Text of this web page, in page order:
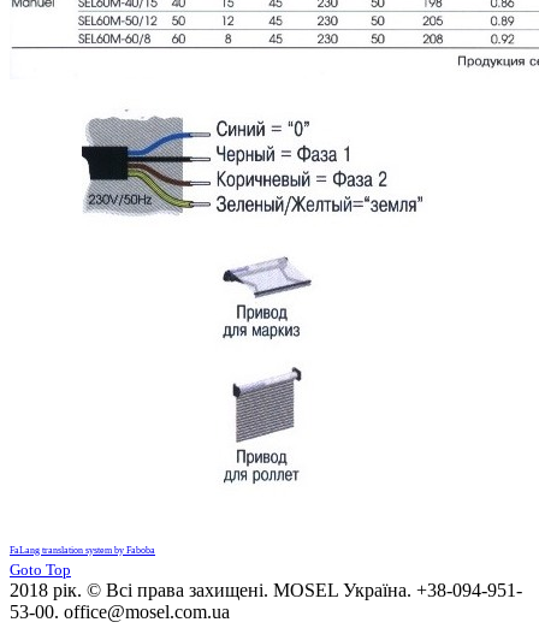
FaLang translation system by Faboba
Goto Top
2018 рік. © Всі права захищені. MOSEL Україна. +38-094-951-
53-00. office@mosel.com.ua